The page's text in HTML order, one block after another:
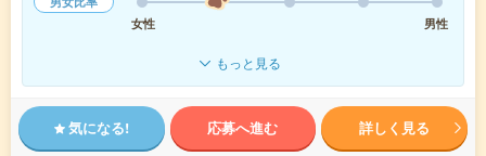
女性
男性
もっと見る
気になる! 応募へ進む 詳しく見る